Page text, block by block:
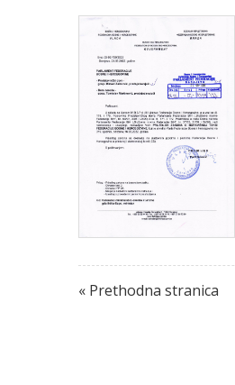
« Prethodna stranica